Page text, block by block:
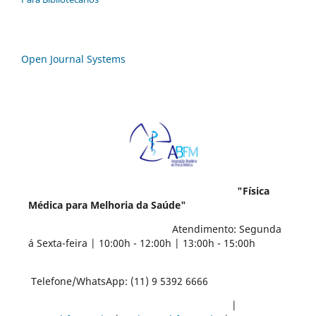
Open Journal Systems
"Física
Médica para Melhoria da Saúde"
Atendimento: Segunda
á Sexta-feira | 10:00h - 12:00h | 13:00h - 15:00h
Telefone/WhatsApp: (11) 9 5392 6666
|